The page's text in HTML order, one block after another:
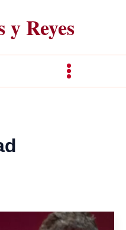
y Reyes